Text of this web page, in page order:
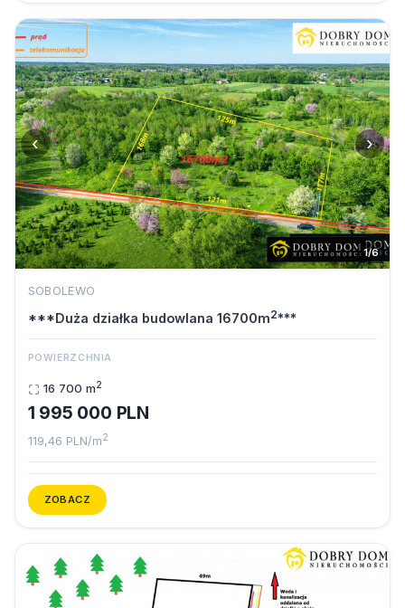
‹ ›
1/6
SOBOLEWO
***Duża działka budowlana 16700m2***
POWIERZCHNIA
16 700 m2
1 995 000 PLN
119,46 PLN/m2
ZOBACZ